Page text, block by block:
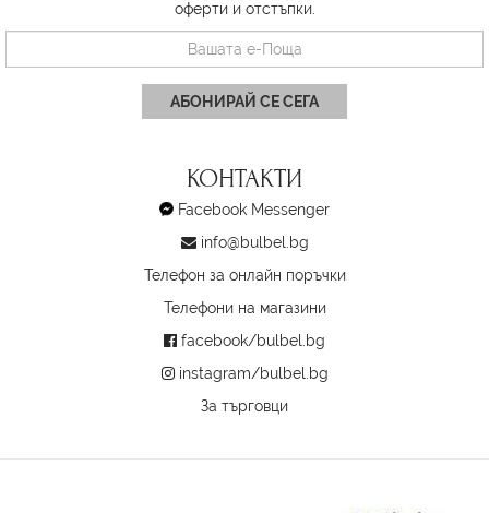
оферти и отстъпки.
АБОНИРАЙ СЕ СЕГА
КОНТАКТИ
Facebook Messenger
info@bulbel.bg
Телефон за онлайн поръчки
Телефони на магазини
facebook/bulbel.bg
instagram/bulbel.bg
За търговци